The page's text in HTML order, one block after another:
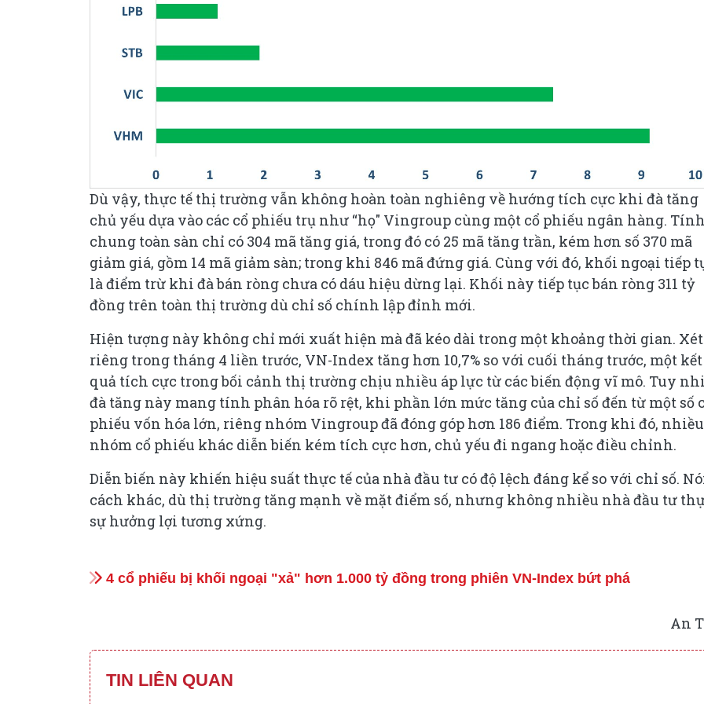
Dù vậy, thực tế thị trường vẫn không hoàn toàn nghiêng về hướng tích cực khi đà tăng
chủ yếu dựa vào các cổ phiếu trụ như “họ" Vingroup cùng một cổ phiếu ngân hàng.
chung toàn sàn chỉ có 304 mã tăng giá, trong đó có 25 mã tăng trần, kém hơn số 370 mã
giảm giá, gồm 14 mã giảm sàn; trong khi 846 mã đứng giá. Cùng với đó, khối ngoại tiếp
là điểm trừ khi đà bán ròng chưa có dáu hiệu dừng lại. Khối này tiếp tục bán ròng 311 tỷ
đồng trên toàn thị trường dù chỉ số chính lập đỉnh mới.
Hiện tượng này không chỉ mới xuất hiện mà đã kéo dài trong một khoảng thời gian. Xét
riêng trong tháng 4 liền trước, VN-Index tăng hơn 10,7% so với cuối tháng trước, một kết
quả tích cực trong bối cảnh thị trường chịu nhiều áp lực từ các biến động vĩ mô. Tuy
đà tăng này mang tính phân hóa rõ rệt, khi phần lớn mức tăng của chỉ số đến từ một số
phiếu vốn hóa lớn, riêng nhóm Vingroup đã đóng góp hơn 186 điểm. Trong khi đó, nhiều
nhóm cổ phiếu khác diễn biến kém tích cực hơn, chủ yếu đi ngang hoặc điều chỉnh.
Diễn biến này khiến hiệu suất thực tế của nhà đầu tư có độ lệch đáng kể so với chỉ số.
cách khác, dù thị trường tăng mạnh về mặt điểm số, nhưng không nhiều nhà đầu tư
sự hưởng lợi tương xứng.
4 cổ phiếu bị khối ngoại "xả" hơn 1.000 tỷ đồng trong phiên VN-Index bứt phá
An
TIN LIÊN QUAN